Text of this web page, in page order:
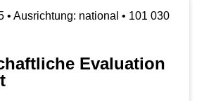
• Ausrichtung: national • 101 030
Evaluation